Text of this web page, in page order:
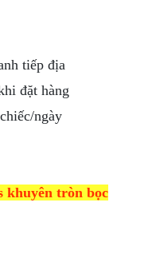
tiếp địa
đặt hàng
ngày
khuyên tròn bọc